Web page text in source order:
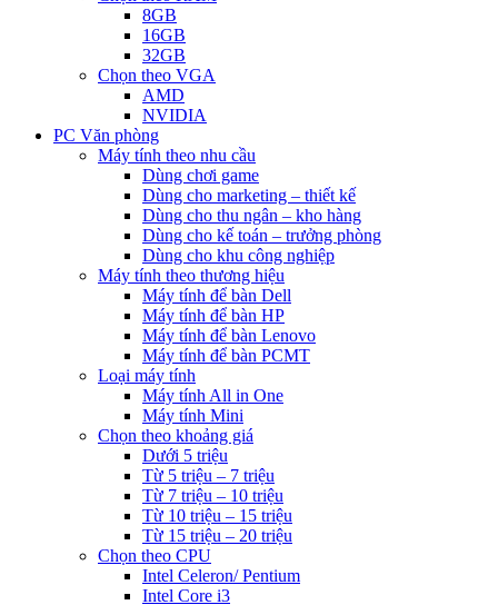
8GB
16GB
32GB
Chọn theo VGA
AMD
NVIDIA
PC Văn phòng
Máy tính theo nhu cầu
Dùng chơi game
Dùng cho marketing – thiết kế
Dùng cho thu ngân – kho hàng
Dùng cho kế toán – trưởng phòng
Dùng cho khu công nghiệp
Máy tính theo thương hiệu
Máy tính để bàn Dell
Máy tính để bàn HP
Máy tính để bàn Lenovo
Máy tính để bàn PCMT
Loại máy tính
Máy tính All in One
Máy tính Mini
Chọn theo khoảng giá
Dưới 5 triệu
Từ 5 triệu – 7 triệu
Từ 7 triệu – 10 triệu
Từ 10 triệu – 15 triệu
Từ 15 triệu – 20 triệu
Chọn theo CPU
Intel Celeron/ Pentium
Intel Core i3